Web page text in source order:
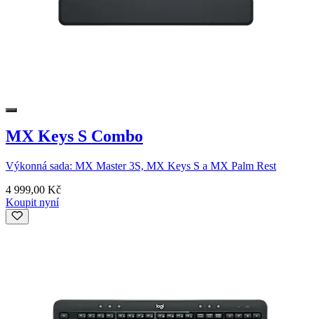
MX Keys S Combo
Výkonná sada: MX Master 3S, MX Keys S a MX Palm Rest
4 999,00 Kč
Koupit nyní